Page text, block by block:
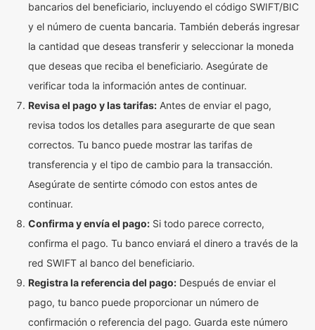
bancarios del beneficiario, incluyendo el código SWIFT/BIC
y el número de cuenta bancaria. También deberás ingresar
la cantidad que deseas transferir y seleccionar la moneda
que deseas que reciba el beneficiario. Asegúrate de
verificar toda la información antes de continuar.
Revisa el pago y las tarifas: Antes de enviar el pago,
revisa todos los detalles para asegurarte de que sean
correctos. Tu banco puede mostrar las tarifas de
transferencia y el tipo de cambio para la transacción.
Asegúrate de sentirte cómodo con estos antes de
continuar.
Confirma y envía el pago: Si todo parece correcto,
confirma el pago. Tu banco enviará el dinero a través de la
red SWIFT al banco del beneficiario.
Registra la referencia del pago: Después de enviar el
pago, tu banco puede proporcionar un número de
confirmación o referencia del pago. Guarda este número